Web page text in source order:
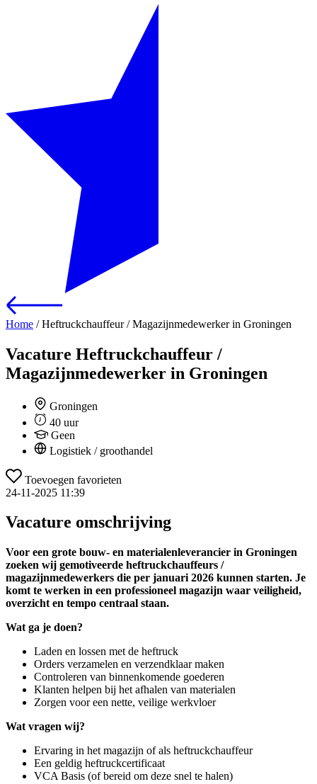
Home /Heftruckchauffeur / Magazijnmedewerker in Groningen
Vacature Heftruckchauffeur /
Magazijnmedewerker in Groningen
Groningen
40 uur
Geen
Logistiek / groothandel
Toevoegen favorieten
24-11-2025 11:39
Vacature omschrijving
Voor een grote bouw- en materialenleverancier in Groningen
zoeken wij gemotiveerde heftruckchauffeurs /
magazijnmedewerkers die per januari 2026 kunnen starten. Je
komt te werken in een professioneel magazijn waar veiligheid,
overzicht en tempo centraal staan.
Wat ga je doen?
Laden en lossen met de heftruck
Orders verzamelen en verzendklaar maken
Controleren van binnenkomende goederen
Klanten helpen bij het afhalen van materialen
Zorgen voor een nette, veilige werkvloer
Wat vragen wij?
Ervaring in het magazijn of als heftruckchauffeur
Een geldig heftruckcertificaat
VCA Basis (of bereid om deze snel te halen)